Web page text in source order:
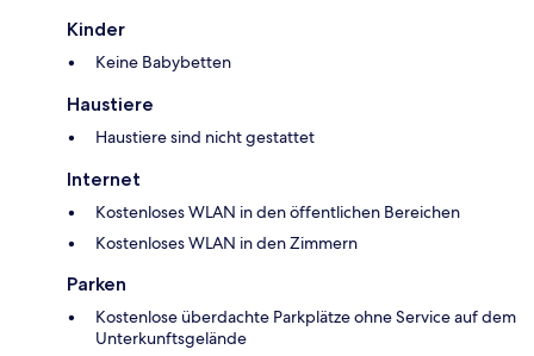
Kinder
Keine Babybetten
Haustiere
Haustiere sind nicht gestattet
Internet
Kostenloses WLAN in den öffentlichen Bereichen
Kostenloses WLAN in den Zimmern
Parken
Kostenlose überdachte Parkplätze ohne Service auf dem
Unterkunftsgelände